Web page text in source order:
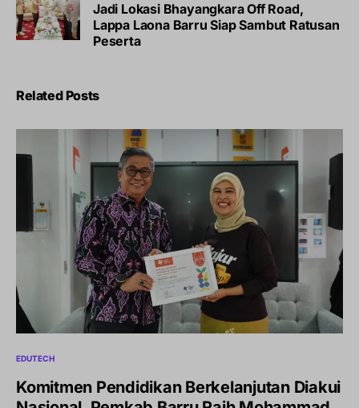
Jadi Lokasi Bhayangkara Off Road,
Lappa Laona Barru Siap Sambut Ratusan
Peserta
Related Posts
EDUTECH
Komitmen Pendidikan Berkelanjutan Diakui